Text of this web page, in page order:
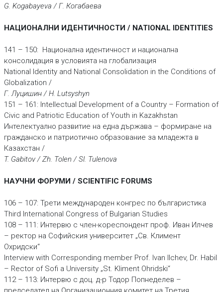
G. Kogabayeva / Г. Когабаева
НАЦИОНАЛНИ ИДЕНТИЧНОСТИ / NATIONAL IDENTITIES
141 – 150: Национална идентичност и национална
консолидация в условията на глобализация
National Identity and National Consolidation in the Conditions of
Globalization /
Г. Луцишин / H. Lutsyshyn
151 – 161: Intellectual Development of a Country – Formation of
Civic and Patriotic Education of Youth in Kazakhstan
Интелектуално развитие на една държава – формиране на
гражданско и патриотично образование за младежта в
Казахстан /
T. Gabitov / Zh. Tolen / Sl. Tulenova
НАУЧНИ ФОРУМИ / SCIENTIFIC FORUMS
106 – 107: Трети международен конгрес по българистика
Third International Congress of Bulgarian Studies
108 – 111: Интервю с член-кореспондент проф. Иван Илчев
– ректор на Софийския университет „Св. Климент
Охридски“
Interview with Corresponding member Prof. Ivan Ilchev, Dr. Habil
– Rector of Sofi a University „St. Kliment Ohridski“
112 – 113: Интервю с доц. д-р Тодор Попнеделев –